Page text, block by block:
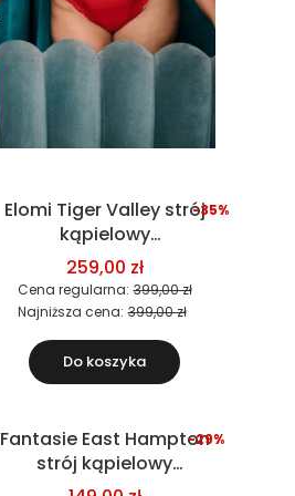
Okazja
Elomi Tiger Valley strój
kąpielowy
jednoczęściowy
259,00 zł
Cena regularna: 399,00 zł
-35%
Najniższa cena: 399,00 zł
Do koszyka
Okazja
Fantasie East Hampton
strój kąpielowy
dwuczęściowy
-29%